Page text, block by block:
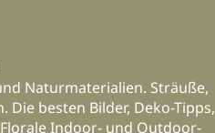
Naturmaterialien. Sträuße,
Die besten Bilder, Deko-Tipps,
Indoor- und Outdoor-